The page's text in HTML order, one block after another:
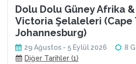
Dolu Dolu Güney Afrika
Victoria Şelaleleri (Cape
Johannesburg)
29 Ağustos - 5 Eylül 2026 8
Diğer Tarihler (1)